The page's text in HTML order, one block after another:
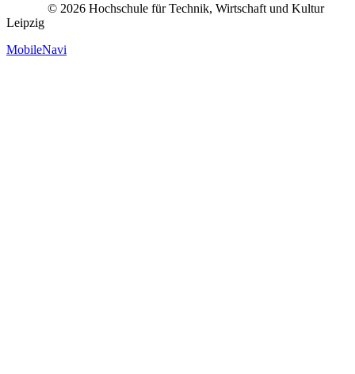
© 2026 Hochschule für Technik, Wirtschaft und Kultur
Leipzig
MobileNavi